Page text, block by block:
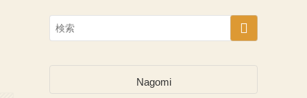
Nagomi